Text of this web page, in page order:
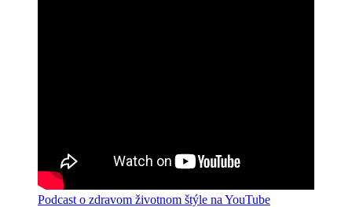
Podcast o zdravom životnom štýle na YouTube